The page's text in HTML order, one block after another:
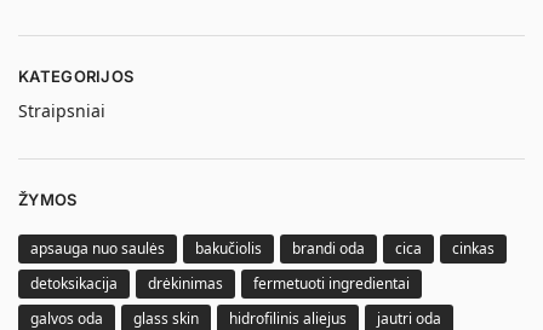
KATEGORIJOS
Straipsniai
ŽYMOS
apsauga nuo saulės bakučiolis brandi oda cica
cinkas
detoksikacija
drėkinimas
fermetuoti ingredientai
galvos oda
glass skin hidrofilinis aliejus
jautri oda